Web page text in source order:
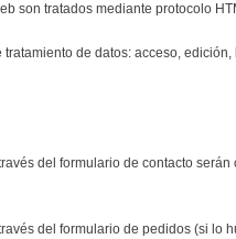
son tratados mediante protocolo
de datos: acceso,
del formulario de contacto
del formulario de pedidos (si lo